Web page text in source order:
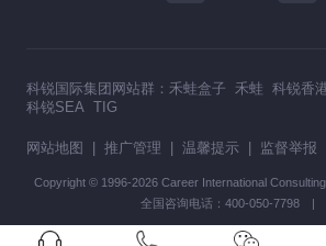
科锐国际集团网站群： 禾蛙盒子 禾蛙 科锐香
科锐SEA TIG
网站地图 | 推广管理 | 温馨提示 | 监督举报
Copyright © 1996-2026 Career International
全国咨询电话：400-050-7798 |